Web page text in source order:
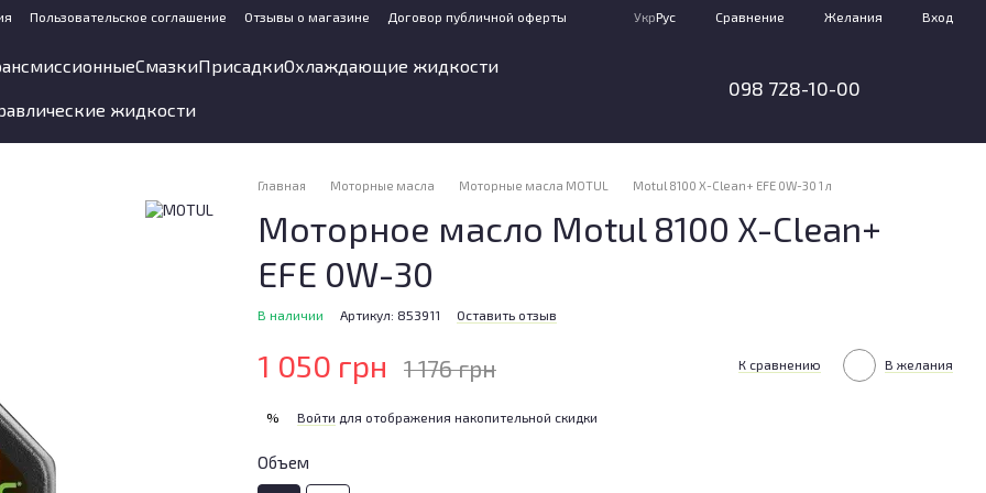
Пользовательское соглашение Отзывы о магазине Договор публичной оферты УкрРус Сравнение Желания Вход
СмазкиПрисадкиОхлаждающие жидкости
жидкости
098 728-10-00
Главная Моторные масла Моторные масла MOTUL Motul 8100 X-Clean+ EFE 0W-30 1 л
Моторное масло Motul 8100 X-Clean+
EFE 0W-30
В наличии Артикул: 853911 Оставить отзыв
1 050 грн 1 176 грн К сравнению В желания
% Войти для отображения накопительной скидки
Объем